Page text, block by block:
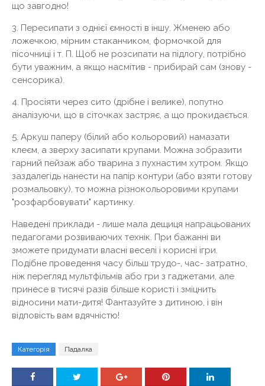
що завгодно!
3. Пересипати з однієї ємності в іншу. Жменею або
ложечкою, мірним стаканчиком, формочкой для
пісочниці і т. П. Щоб не розсипати на підлогу, потрібно
бути уважним, а якщо насмітив - прибирай сам (знову -
сенсорика).
4. Просіяти через сито (дрібне і велике), попутно
аналізуючи, що в сіточках застряє, а що прокидається.
5. Аркуш паперу (білий або кольоровий) намазати
клеєм, а зверху засипати крупами. Можна зобразити
гарний пейзаж або тварина з пухнастим хутром. Якщо
заздалегідь нанести на папір контури (або взяти готову
розмальовку), то можна різнокольоровими крупами
"розфарбовувати" картинку.
Наведені приклади - лише мала дещиця напрацьованих
педагогами розвиваючих технік. При бажанні ви
зможете придумати власні веселі і корисні ігри.
Подібне проведення часу більш трудо-, час- затратно,
ніж перегляд мультфільмів або гри з гаджетами, але
принесе в тисячі разів більше користі і зміцнить
відносини мати-дитя! Фантазуйте з дитиною, і він
відповість вам вдячністю!
Категорія Падалка